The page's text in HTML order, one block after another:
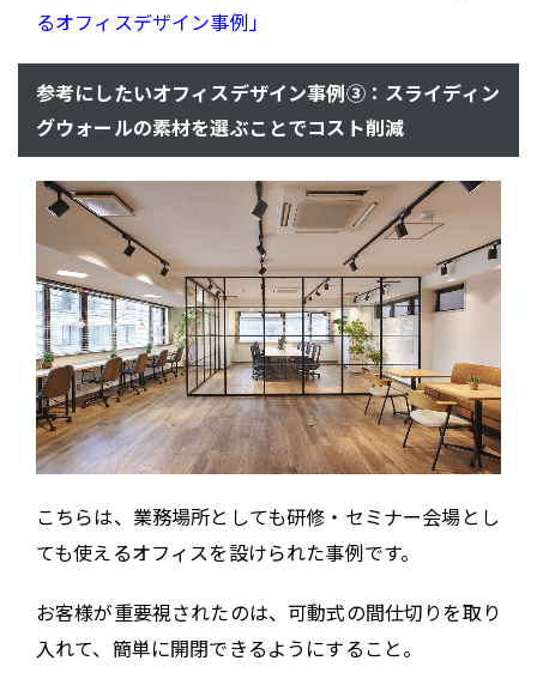
るオフィスデザイン事例」
参考にしたいオフィスデザイン事例③：スライディン
グウォールの素材を選ぶことでコスト削減
こちらは、業務場所としても研修・セミナー会場とし
ても使えるオフィスを設けられた事例です。
お客様が重要視されたのは、可動式の間仕切りを取り
入れて、簡単に開閉できるようにすること。